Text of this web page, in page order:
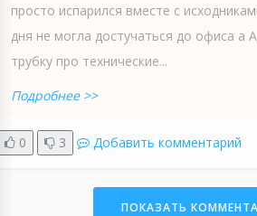
просто испарился вместе с
дня не могла достучаться до офиса а
трубку про технические...
Подробнее >>
0 3 Добавить комментарий
ПОКАЗАТЬ